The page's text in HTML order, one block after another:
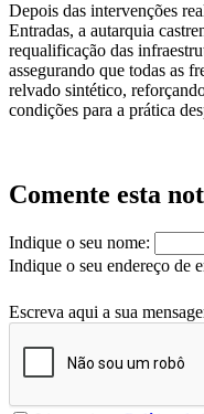
Depois das intervenções
Entradas, a autarquia
requalificação das
assegurando que todas as
relvado sintético,
condições para a prática
Comente esta
Indique o seu nome:
Indique o seu endereço de
Escreva aqui a sua